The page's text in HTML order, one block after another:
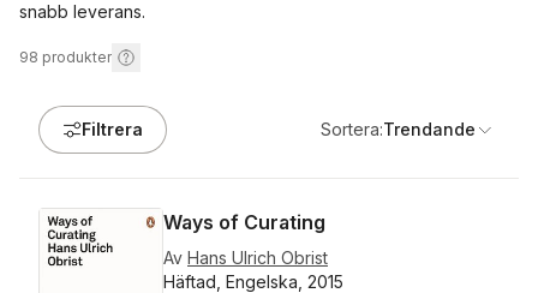
snabb leverans.
98 produkter
Filtrera Sortera:Trendande
Ways of Curating
Av Hans Ulrich Obrist
Häftad, Engelska, 2015